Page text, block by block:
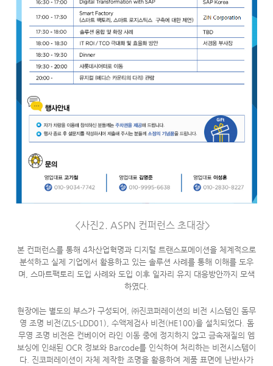
<사진2. ASPN 컨퍼런스 초대장>
본 컨퍼런스를 통해 4차산업혁명과 디지털 트랜스포메이션을 체계적으로
분석하고 실제 기업에서 활용하고 있는 솔루션 사례를 통해 이해를 도우
며, 스마트팩토리 도입 사례와 도입 이후 일자리 유지 대응방안까지 모색
하였다.
현장에는 별도의 부스가 구성되어, ㈜진코퍼레이션의 비전 시스템인 돔무
영 조명 비전(ZLS-LDD01), 수액제검사 비전(HE100)을 설치되었다. 돔
무영 조명 비전은 컨베이어 라인 이동 중에 정지하지 않고 금속재질의 엠
보싱에 인쇄된 OCR 정보와 Barcode를 인식하여 처리하는 비전시스템이
다. 진코퍼레이션이 자체 제작한 조명을 활용하여 제품 표면에 난반사가